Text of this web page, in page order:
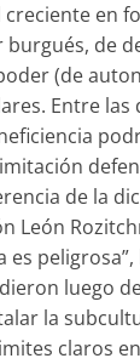
en
de
(de
Entre las
de la
León
es peligrosa”,
luego
la
claros